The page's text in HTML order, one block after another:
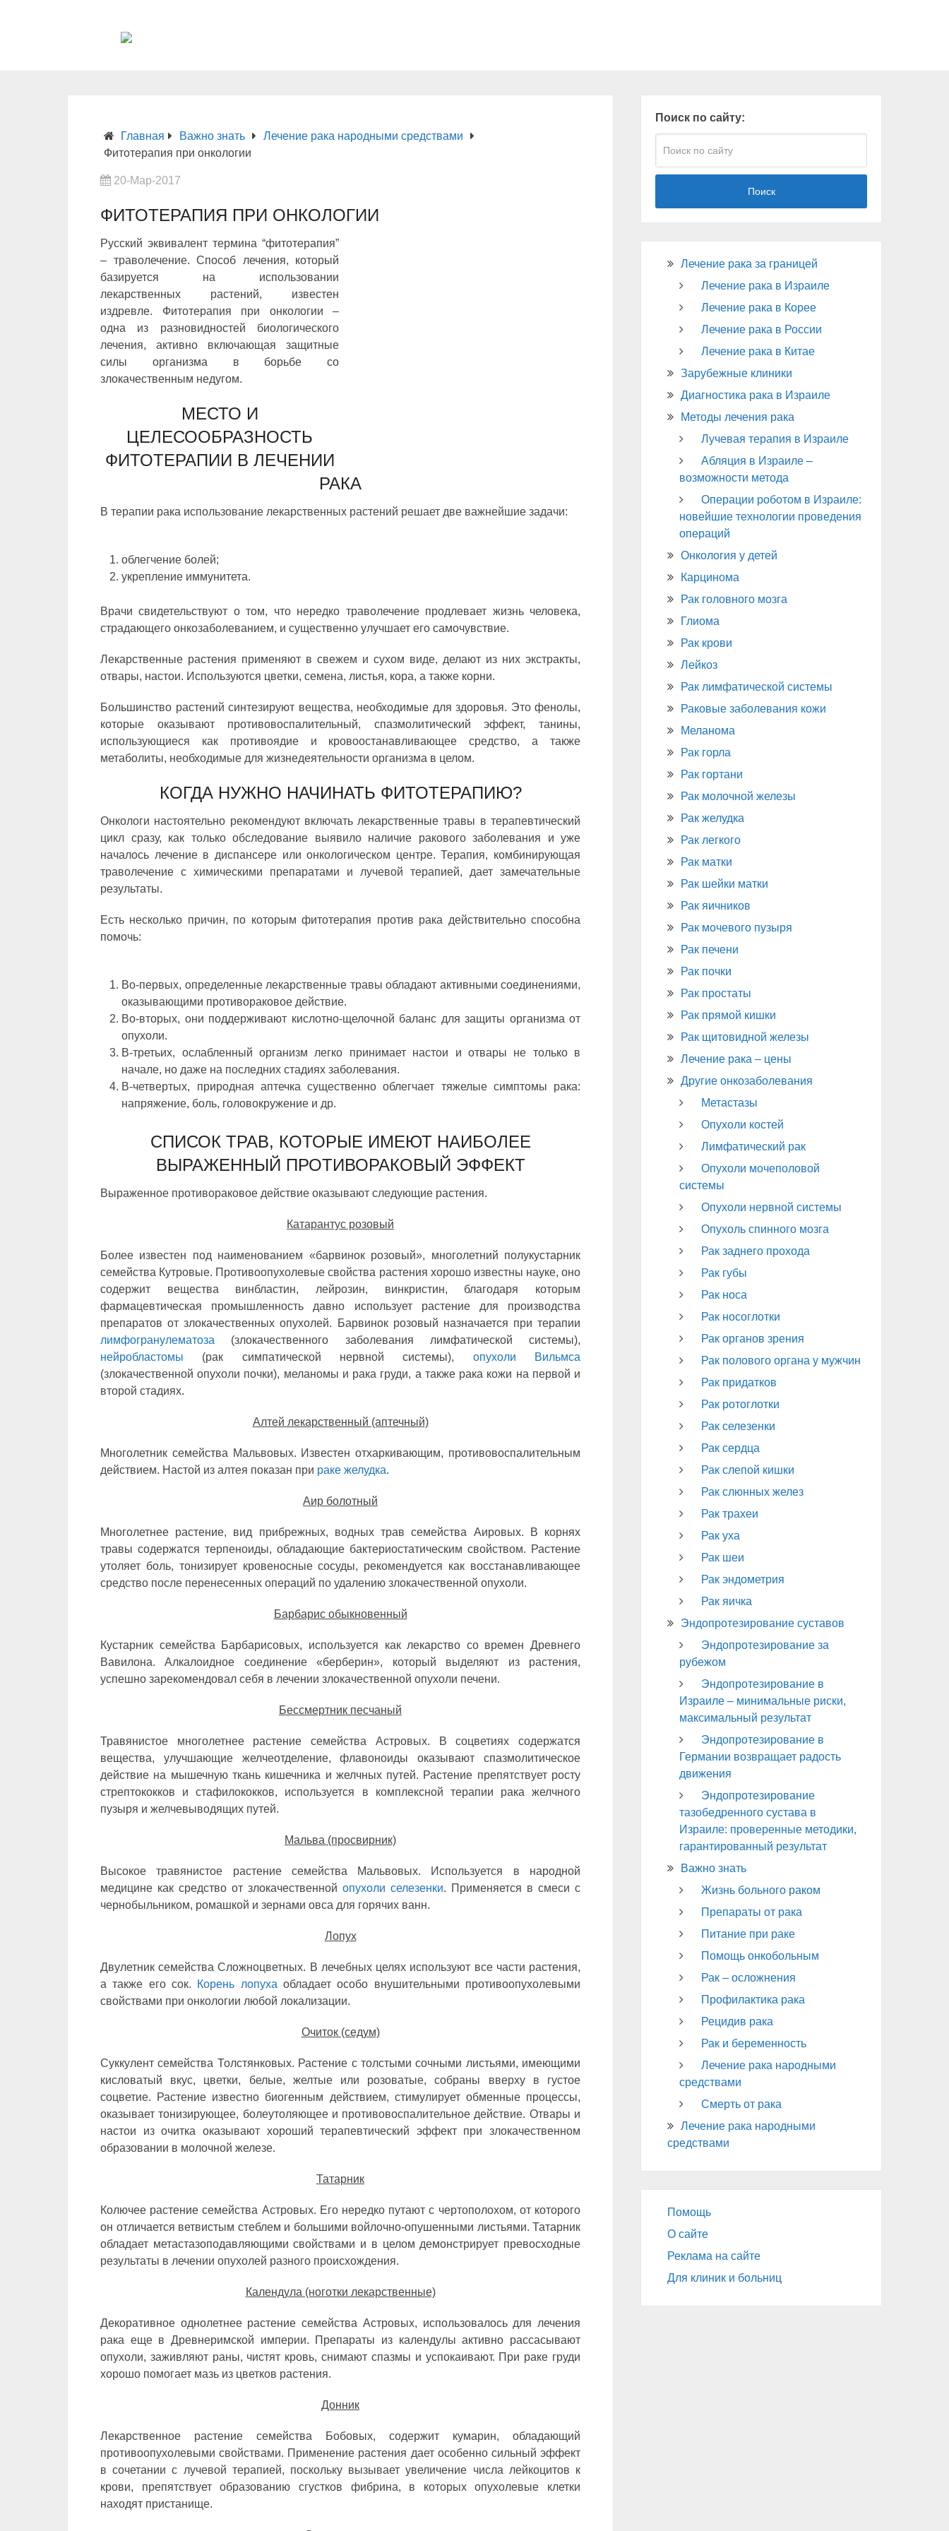
Главная Важно знать
Лечение рака народными средствами
Фитотерапия при онкологии
20-Мар-2017
ФИТОТЕРАПИЯ ПРИ ОНКОЛОГИИ
Русский эквивалент термина “фитотерапия”
– траволечение. Способ лечения, который
базируется на использовании
лекарственных растений, известен
издревле. Фитотерапия при онкологии –
одна из разновидностей биологического
лечения, активно включающая защитные
силы организма в борьбе со
злокачественным недугом.
МЕСТО И
ЦЕЛЕСООБРАЗНОСТЬ
ФИТОТЕРАПИИ В ЛЕЧЕНИИ
РАКА
В терапии рака использование лекарственных растений решает две важнейшие задачи:
облегчение болей;
укрепление иммунитета.
Врачи свидетельствуют о том, что нередко траволечение продлевает жизнь человека,
страдающего онкозаболеванием, и существенно улучшает его самочувствие.
Лекарственные растения применяют в свежем и сухом виде, делают из них экстракты,
отвары, настои. Используются цветки, семена, листья, кора, а также корни.
Большинство растений синтезируют вещества, необходимые для здоровья. Это фенолы,
которые оказывают противовоспалительный, спазмолитический эффект, танины,
использующиеся как противоядие и кровоостанавливающее средство, а также
метаболиты, необходимые для жизнедеятельности организма в целом.
КОГДА НУЖНО НАЧИНАТЬ ФИТОТЕРАПИЮ?
Онкологи настоятельно рекомендуют включать лекарственные травы в терапевтический
цикл сразу, как только обследование выявило наличие ракового заболевания и уже
началось лечение в диспансере или онкологическом центре. Терапия, комбинирующая
траволечение с химическими препаратами и лучевой терапией, дает замечательные
результаты.
Есть несколько причин, по которым фитотерапия против рака действительно способна
помочь:
Во-первых, определенные лекарственные травы обладают активными соединениями,
оказывающими противораковое действие.
Во-вторых, они поддерживают кислотно-щелочной баланс для защиты организма от
опухоли.
В-третьих, ослабленный организм легко принимает настои и отвары не только в
начале, но даже на последних стадиях заболевания.
В-четвертых, природная аптечка существенно облегчает тяжелые симптомы рака:
напряжение, боль, головокружение и др.
СПИСОК ТРАВ, КОТОРЫЕ ИМЕЮТ НАИБОЛЕЕ
ВЫРАЖЕННЫЙ ПРОТИВОРАКОВЫЙ ЭФФЕКТ
Выраженное противораковое действие оказывают следующие растения.
Катарантус розовый
Более известен под наименованием «барвинок розовый», многолетний полукустарник
семейства Кутровые. Противоопухолевые свойства растения хорошо известны науке, оно
содержит вещества винбластин, лейрозин, винкристин, благодаря которым
фармацевтическая промышленность давно использует растение для производства
препаратов от злокачественных опухолей. Барвинок розовый назначается при терапии
лимфогранулематоза (злокачественного заболевания лимфатической системы),
нейробластомы (рак симпатической нервной системы), опухоли Вильмса
(злокачественной опухоли почки), меланомы и рака груди, а также рака кожи на первой и
второй стадиях.
Алтей лекарственный (аптечный)
Многолетник семейства Мальвовых. Известен отхаркивающим, противовоспалительным
действием. Настой из алтея показан при раке желудка.
Аир болотный
Многолетнее растение, вид прибрежных, водных трав семейства Аировых. В корнях
травы содержатся терпеноиды, обладающие бактериостатическим свойством. Растение
утоляет боль, тонизирует кровеносные сосуды, рекомендуется как восстанавливающее
средство после перенесенных операций по удалению злокачественной опухоли.
Барбарис обыкновенный
Кустарник семейства Барбарисовых, используется как лекарство со времен Древнего
Вавилона. Алкалоидное соединение «берберин», который выделяют из растения,
успешно зарекомендовал себя в лечении злокачественной опухоли печени.
Бессмертник песчаный
Травянистое многолетнее растение семейства Астровых. В соцветиях содержатся
вещества, улучшающие желчеотделение, флавоноиды оказывают спазмолитическое
действие на мышечную ткань кишечника и желчных путей. Растение препятствует росту
стрептококков и стафилококков, используется в комплексной терапии рака желчного
пузыря и желчевыводящих путей.
Мальва (просвирник)
Высокое травянистое растение семейства Мальвовых. Используется в народной
медицине как средство от злокачественной опухоли селезенки. Применяется в смеси с
чернобыльником, ромашкой и зернами овса для горячих ванн.
Лопух
Двулетник семейства Сложноцветных. В лечебных целях используют все части растения,
а также его сок. Корень лопуха обладает особо внушительными противоопухолевыми
свойствами при онкологии любой локализации.
Очиток (седум)
Суккулент семейства Толстянковых. Растение с толстыми сочными листьями, имеющими
кисловатый вкус, цветки, белые, желтые или розоватые, собраны вверху в густое
соцветие. Растение известно биогенным действием, стимулирует обменные процессы,
оказывает тонизирующее, болеутоляющее и противовоспалительное действие. Отвары и
настои из очитка оказывают хороший терапевтический эффект при злокачественном
образовании в молочной железе.
Татарник
Колючее растение семейства Астровых. Его нередко путают с чертополохом, от которого
он отличается ветвистым стеблем и большими войлочно-опушенными листьями. Татарник
обладает метастазоподавляющими свойствами и в целом демонстрирует превосходные
результаты в лечении опухолей разного происхождения.
Календула (ноготки лекарственные)
Декоративное однолетнее растение семейства Астровых, использовалось для лечения
рака еще в Древнеримской империи. Препараты из календулы активно рассасывают
опухоли, заживляют раны, чистят кровь, снимают спазмы и успокаивают. При раке груди
хорошо помогает мазь из цветков растения.
Донник
Лекарственное растение семейства Бобовых, содержит кумарин, обладающий
противоопухолевыми свойствами. Применение растения дает особенно сильный эффект
в сочетании с лучевой терапией, поскольку вызывает увеличение числа лейкоцитов к
крови, препятствует образованию сгустков фибрина, в которых опухолевые клетки
находят пристанище.
Поиск по сайту:
Поиск
Лечение рака за границей
Лечение рака в Израиле
Лечение рака в Корее
Лечение рака в России
Лечение рака в Китае
Зарубежные клиники
Диагностика рака в Израиле
Методы лечения рака
Лучевая терапия в Израиле
Абляция в Израиле –
возможности метода
Операции роботом в Израиле:
новейшие технологии проведения
операций
Онкология у детей
Карцинома
Рак головного мозга
Глиома
Рак крови
Лейкоз
Рак лимфатической системы
Раковые заболевания кожи
Меланома
Рак горла
Рак гортани
Рак молочной железы
Рак желудка
Рак легкого
Рак матки
Рак шейки матки
Рак яичников
Рак мочевого пузыря
Рак печени
Рак почки
Рак простаты
Рак прямой кишки
Рак щитовидной железы
Лечение рака – цены
Другие онкозаболевания
Метастазы
Опухоли костей
Лимфатический рак
Опухоли мочеполовой
системы
Опухоли нервной системы
Опухоль спинного мозга
Рак заднего прохода
Рак губы
Рак носа
Рак носоглотки
Рак органов зрения
Рак полового органа у мужчин
Рак придатков
Рак ротоглотки
Рак селезенки
Рак сердца
Рак слепой кишки
Рак слюнных желез
Рак трахеи
Рак уха
Рак шеи
Рак эндометрия
Рак яичка
Эндопротезирование суставов
Эндопротезирование за
рубежом
Эндопротезирование в
Израиле – минимальные риски,
максимальный результат
Эндопротезирование в
Германии возвращает радость
движения
Эндопротезирование
тазобедренного сустава в
Израиле: проверенные методики,
гарантированный результат
Важно знать
Жизнь больного раком
Препараты от рака
Питание при раке
Помощь онкобольным
Рак – осложнения
Профилактика рака
Рецидив рака
Рак и беременность
Лечение рака народными
средствами
Смерть от рака
Лечение рака народными
средствами
Помощь
О сайте
Реклама на сайте
Для клиник и больниц